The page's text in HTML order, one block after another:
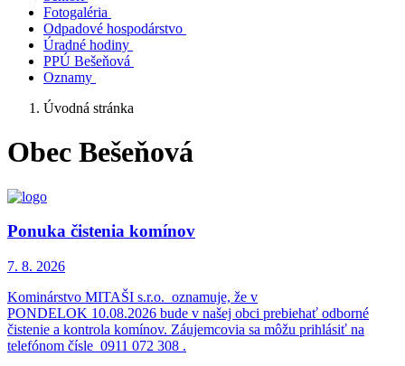
Fotogaléria
Odpadové hospodárstvo
Úradné hodiny
PPÚ Bešeňová
Oznamy
Úvodná stránka
Obec Bešeňová
Ponuka čistenia komínov
7. 8. 2026
Kominárstvo MITAŠI s.r.o. oznamuje, že v
PONDELOK 10.08.2026 bude v našej obci prebiehať odborné
čistenie a kontrola komínov. Záujemcovia sa môžu prihlásiť na
telefónom čísle 0911 072 308 .